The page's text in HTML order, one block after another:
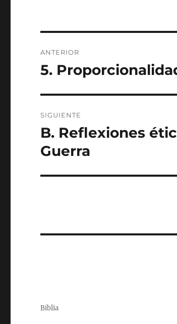
de
ANTERIOR
Entrada
5.
SIGUIENTE
Entrada
siguiente:
B. Reflexiones
Guerra
Biblia